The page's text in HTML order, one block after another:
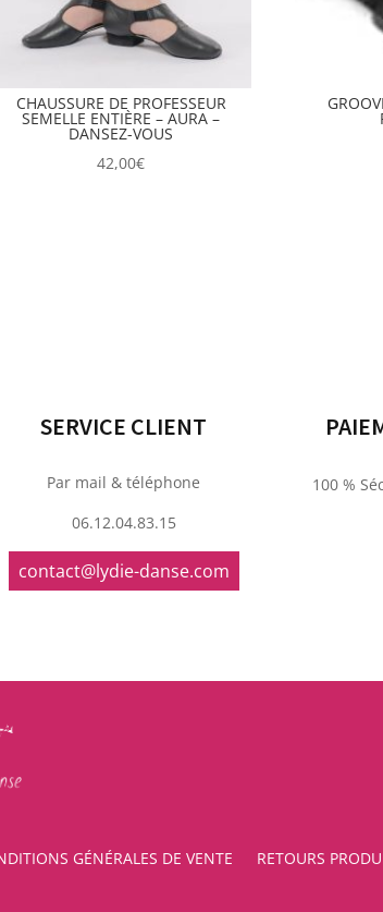
CHAUSSURE DE PROFESSEUR
SEMELLE ENTIÈRE – AURA –
DANSEZ-VOUS
42,00€
SERVICE CLIENT
Par mail & téléphone
06.12.04.83.15
contact@lydie-danse.com
100 %
GÉNÉRALES DE VENTE RETOURS